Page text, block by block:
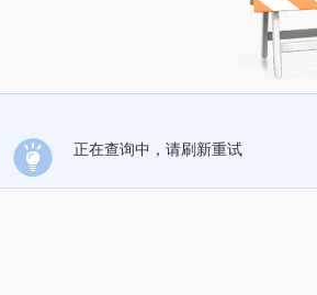
正在查询中，请刷新重试